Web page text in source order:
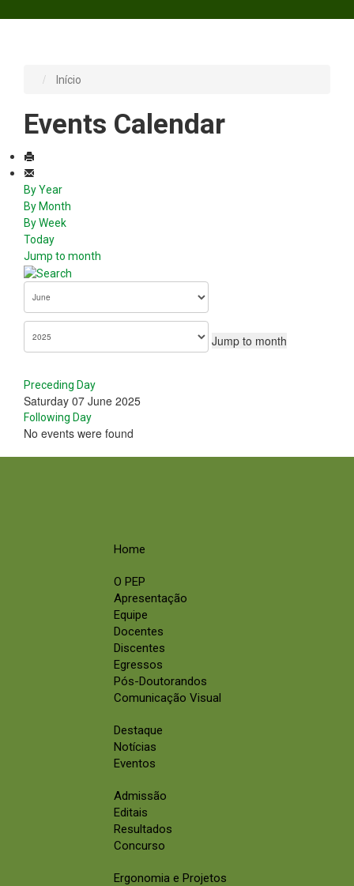
Início
Events Calendar
By Year
By Month
By Week
Today
Jump to month
Jump to month
Preceding Day
Saturday 07 June 2025
Following Day
No events were found
Home
O PEP
Apresentação
Equipe
Docentes
Discentes
Egressos
Pós-Doutorandos
Comunicação Visual
Destaque
Notícias
Eventos
Admissão
Editais
Resultados
Concurso
Ergonomia e Projetos